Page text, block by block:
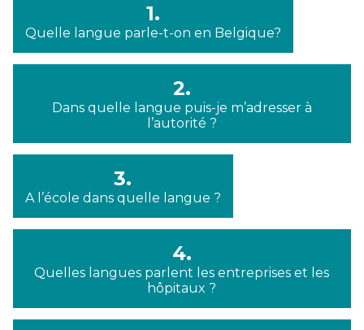
1.
Quelle langue parle-t-on en Belgique?
2.
Dans quelle langue puis-je m’adresser à
l’autorité ?
3.
A l’école dans quelle langue ?
4.
Quelles langues parlent les entreprises et les
hôpitaux ?